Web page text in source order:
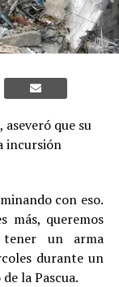
que su
incursión
con eso.
más, queremos
tener un arma
durante un
la Pascua.